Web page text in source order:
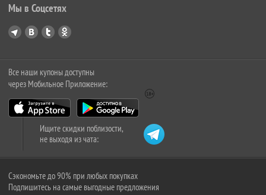
Мы в Соцсетях
Все наши купоны доступны
через Мобильное Приложение:
Ищите скидки поблизости,
не выходя из чата:
Сэкономьте до 90% при любых покупках
Подпишитесь на самые выгодные предложения